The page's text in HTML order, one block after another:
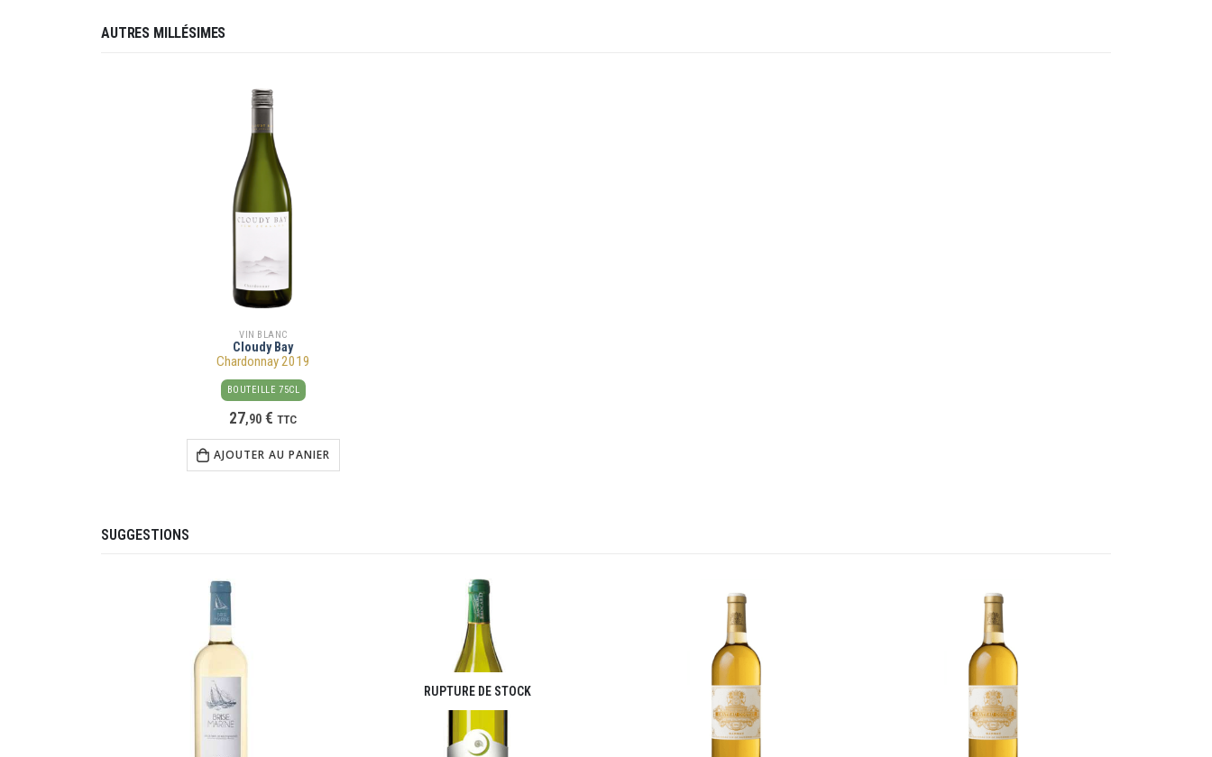
AUTRES MILLÉSIMES
VIN BLANC
Cloudy Bay
Chardonnay 2019
BOUTEILLE 75CL
27,90 € TTC
AJOUTER AU PANIER
SUGGESTIONS
RUPTURE DE STOCK